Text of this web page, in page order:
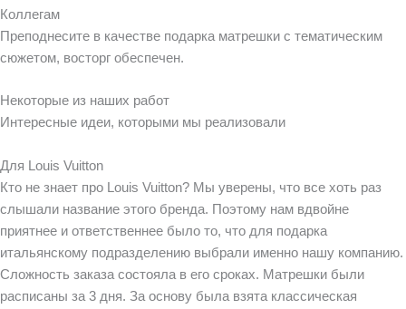
Коллегам
Преподнесите в качестве подарка матрешки с тематическим
сюжетом, восторг обеспечен.
Некоторые из наших работ
Интересные идеи, которыми мы реализовали
Для Louis Vuitton
Кто не знает про Louis Vuitton? Мы уверены, что все хоть раз
слышали название этого бренда. Поэтому нам вдвойне
приятнее и ответственнее было то, что для подарка
итальянскому подразделению выбрали именно нашу компанию.
Сложность заказа состояла в его сроках. Матрешки были
расписаны за 3 дня. За основу была взята классическая